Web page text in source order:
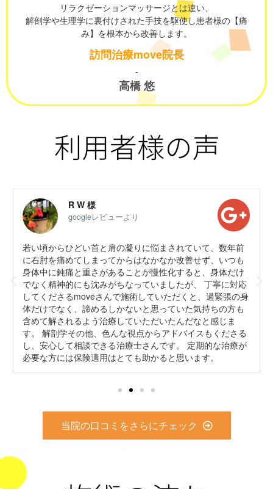
リラクゼーションマッサージとは違い、
解剖学や生理学に裏付けされた手技を駆使し患者様の【痛
み】を根本から改善します。
訪問治療move院長
-
高橋 悠
R W 様
googleレビューより
若い頃からひどい首と肩の凝りに悩まされていて、数年前
に右肘を痛めてしまってからはなかなか改善せず、いつも
身体中に鈍痛と重さがあることが慢性化すると、身体だけ
でなく精神的にも沈みがちなっていましたが、 丁寧に対応
してくださるmoveさんで施術していただくと、過緊張の身
体だけでなく、諦めるしかないと思っていた気持ちの方も
含めて解されるよう治療していただいたんだなと感じま
す。 解剖学その他、色んな視点からアドバイスもくださる
し、安心して相談できる治療士さんです。 定期的な治療が
必要な方には保険適用はとても助かると思います。
当院の口コミをさらにチェック